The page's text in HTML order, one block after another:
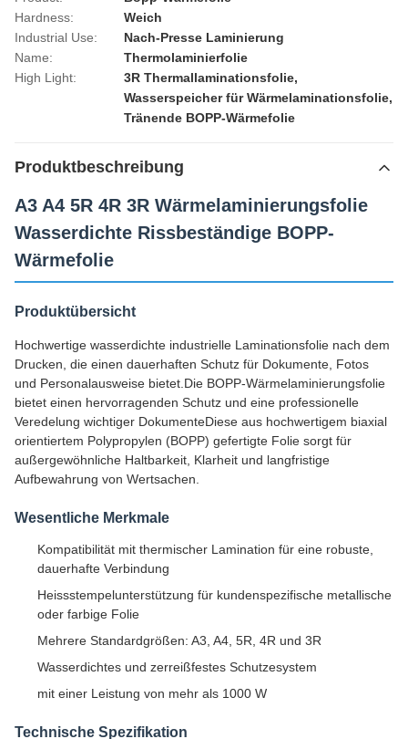
Hardness:
Weich
Industrial Use:
Nach-Presse Laminierung
Name:
Thermolaminierfolie
High Light:
3R Thermallaminationsfolie,
Wasserspeicher für Wärmelaminationsfolie,
Tränende BOPP-Wärmefolie
Produktbeschreibung
A3 A4 5R 4R 3R Wärmelaminierungsfolie
Wasserdichte Rissbeständige BOPP-
Wärmefolie
Produktübersicht
Hochwertige wasserdichte industrielle Laminationsfolie nach dem
Drucken, die einen dauerhaften Schutz für Dokumente, Fotos
und Personalausweise bietet.Die BOPP-Wärmelaminierungsfolie
bietet einen hervorragenden Schutz und eine professionelle
Veredelung wichtiger DokumenteDiese aus hochwertigem biaxial
orientiertem Polypropylen (BOPP) gefertigte Folie sorgt für
außergewöhnliche Haltbarkeit, Klarheit und langfristige
Aufbewahrung von Wertsachen.
Wesentliche Merkmale
Kompatibilität mit thermischer Lamination für eine robuste,
dauerhafte Verbindung
Heissstempelunterstützung für kundenspezifische metallische
oder farbige Folie
Mehrere Standardgrößen: A3, A4, 5R, 4R und 3R
Wasserdichtes und zerreißfestes Schutzesystem
mit einer Leistung von mehr als 1000 W
Technische Spezifikation